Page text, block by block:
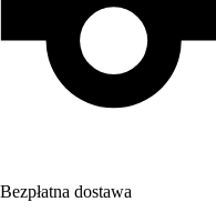
Bezpłatna dostawa